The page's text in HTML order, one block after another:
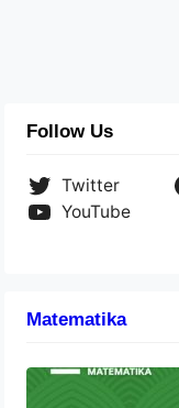
Follow Us
Twitter
YouTube
Matematika